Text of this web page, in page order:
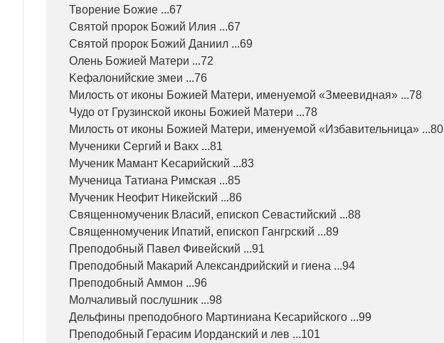
Творение Божие ...67
Святой пророк Божий Илия ...67
Святой пророк Божий Даниил ...69
Олень Божией Матери ...72
Kефалонийские змеи ...76
Милость от иконы Божией Матери, именуемой «Змеевидная» ...78
Чудо от Грузинской иконы Божией Матери ...78
Милость от иконы Божией Матери, именуемой «Избавительница» ...80
Мученики Сергий и Вакх ...81
Мученик Мамант Kесарийский ...83
Мученица Татиана Римская ...85
Мученик Неофит Никейский ...86
Священномученик Власий, епископ Севастийский ...88
Священномученик Ипатий, епископ Гангрский ...89
Преподобный Павел Фивейский ...91
Преподобный Макарий Александрийский и гиена ...94
Преподобный Аммон ...96
Молчаливый послушник ...98
Дельфины преподобного Мартиниана Kесарийского ...99
Преподобный Герасим Иорданский и лев ...101